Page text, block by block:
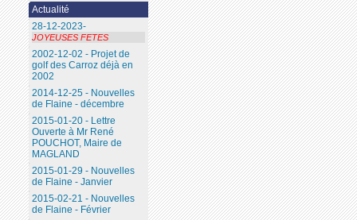
Actualité
28-12-2023-
JOYEUSES FETES
2002-12-02 - Projet de
golf des Carroz déjà en
2002
2014-12-25 - Nouvelles
de Flaine - décembre
2015-01-20 - Lettre
Ouverte à Mr René
POUCHOT, Maire de
MAGLAND
2015-01-29 - Nouvelles
de Flaine - Janvier
2015-02-21 - Nouvelles
de Flaine - Février